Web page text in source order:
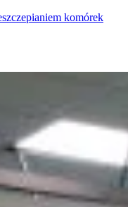
komórek